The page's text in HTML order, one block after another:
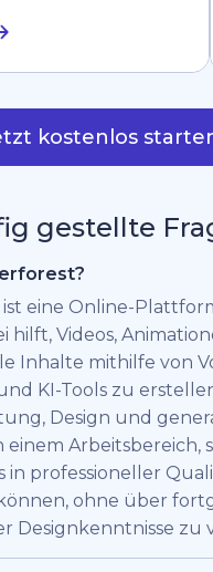
kostenlos
gestellte
eine Online-
hilft, Videos,
Inhalte mithilfe von
KI-Tools zu
Design und
Arbeitsbereich,
in professioneller
ohne über
Designkenntnisse zu